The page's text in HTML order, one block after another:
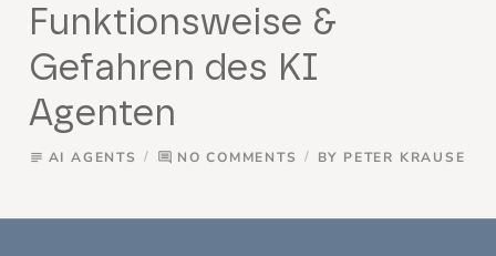
Funktionsweise &
Gefahren des KI
Agenten
subject AI AGENTS comment NO COMMENTS BY PETER KRAUSE